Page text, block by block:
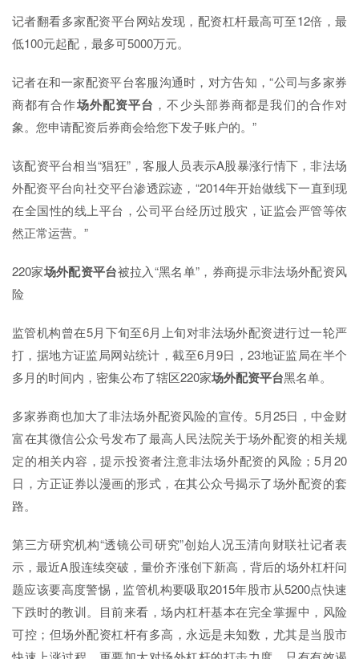
记者翻看多家配资平台网站发现，配资杠杆最高可至12倍，最
低100元起配，最多可5000万元。
记者在和一家配资平台客服沟通时，对方告知，“公司与多家券
商都有合作场外配资平台 ，不少头部券商都是我们的合作对
象。您申请配资后券商会给您下发子账户的。”
该配资平台相当“猖狂”，客服人员表示A股暴涨行情下，非法场
外配资平台向社交平台渗透踪迹，“2014年开始做线下一直到现
在全国性的线上平台，公司平台经历过股灾，证监会严管等依
然正常运营。”
220家场外配资平台被拉入“黑名单”，券商提示非法场外配资风
险
监管机构曾在5月下旬至6月上旬对非法场外配资进行过一轮严
打，据地方证监局网站统计，截至6月9日，23地证监局在半个
多月的时间内，密集公布了辖区220家场外配资平台黑名单。
多家券商也加大了非法场外配资风险的宣传。5月25日，中金财
富在其微信公众号发布了最高人民法院关于场外配资的相关规
定的相关内容，提示投资者注意非法场外配资的风险；5月20
日，方正证券以漫画的形式，在其公众号揭示了场外配资的套
路。
第三方研究机构“透镜公司研究”创始人况玉清向财联社记者表
示，最近A股连续突破，量价齐涨创下新高，背后的场外杠杆问
题应该要高度警惕，监管机构要吸取2015年股市从5200点快速
下跌时的教训。目前来看，场内杠杆基本在完全掌握中，风险
可控；但场外配资杠杆有多高，永远是未知数，尤其是当股市